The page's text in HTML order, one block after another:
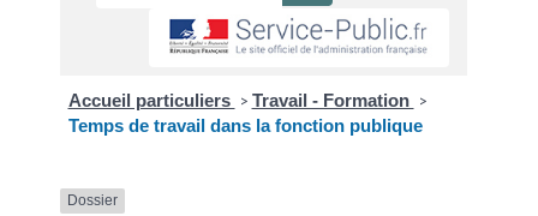
Accueil particuliers > Travail - Formation >
Temps de travail dans la fonction publique
Dossier